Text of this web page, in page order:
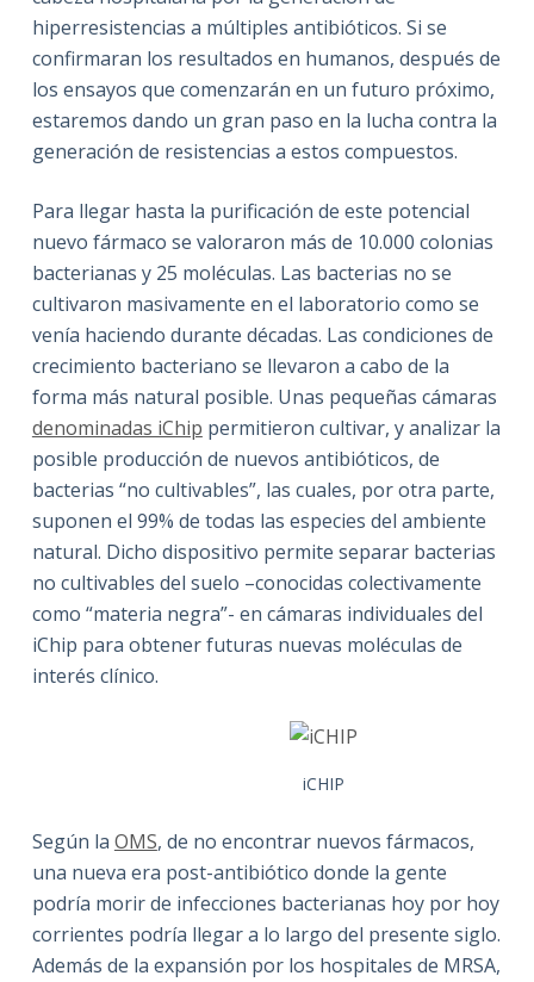
hiperresistencias a múltiples antibióticos. Si se
confirmaran los resultados en humanos, después de
los ensayos que comenzarán en un futuro próximo,
estaremos dando un gran paso en la lucha contra la
generación de resistencias a estos compuestos.
Para llegar hasta la purificación de este potencial
nuevo fármaco se valoraron más de 10.000 colonias
bacterianas y 25 moléculas. Las bacterias no se
cultivaron masivamente en el laboratorio como se
venía haciendo durante décadas. Las condiciones de
crecimiento bacteriano se llevaron a cabo de la
forma más natural posible. Unas pequeñas cámaras
denominadas iChip permitieron cultivar, y analizar la
posible producción de nuevos antibióticos, de
bacterias “no cultivables”, las cuales, por otra parte,
suponen el 99% de todas las especies del ambiente
natural. Dicho dispositivo permite separar bacterias
no cultivables del suelo –conocidas colectivamente
como “materia negra”- en cámaras individuales del
iChip para obtener futuras nuevas moléculas de
interés clínico.
iCHIP
Según la OMS, de no encontrar nuevos fármacos,
una nueva era post-antibiótico donde la gente
podría morir de infecciones bacterianas hoy por hoy
corrientes podría llegar a lo largo del presente siglo.
Además de la expansión por los hospitales de MRSA,